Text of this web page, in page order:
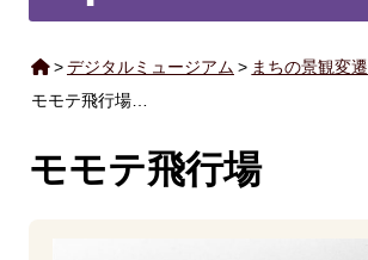
> デジタルミュージアム > まちの景観変遷
モモテ飛行場…
モモテ飛行場